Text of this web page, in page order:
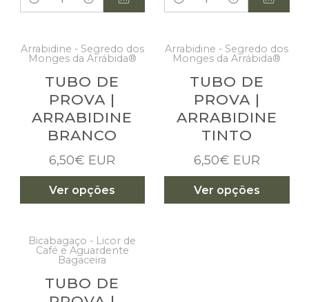
Quantidade Quantidade
Arrabidine - Segredo dos
Monges da Arrábida®
TUBO DE
PROVA |
ARRABIDINE
BRANCO
6,50€ EUR
Ver opções
Arrabidine - Segredo dos
Monges da Arrábida®
TUBO DE
PROVA |
ARRABIDINE
TINTO
6,50€ EUR
Ver opções
Bicabagaço - Licor de
Café e Aguardente
Bagaceira
TUBO DE